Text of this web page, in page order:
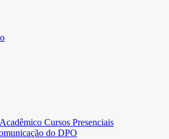
Cursos Presenciais
do DPO